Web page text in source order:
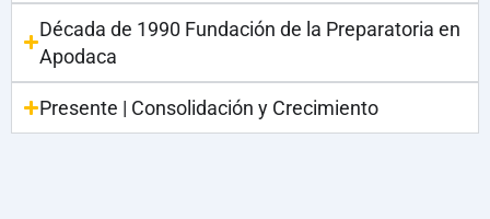
Década de 1990 Fundación de la Preparatoria en
Apodaca
Presente | Consolidación y Crecimiento